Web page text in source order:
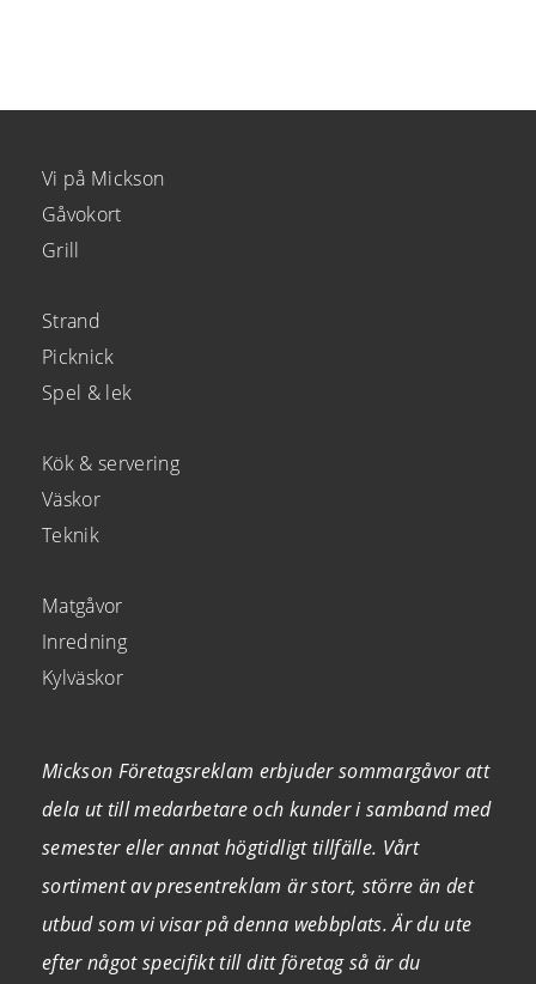
Vi på Mickson
Gåvokort
Grill
Strand
Picknick
Spel & lek
Kök & servering
Väskor
Teknik
Matgåvor
Inredning
Kylväskor
Mickson Företagsreklam erbjuder sommargåvor att
dela ut till medarbetare och kunder i samband med
semester eller annat högtidligt tillfälle. Vårt
sortiment av presentreklam är stort, större än det
utbud som vi visar på denna webbplats. Är du ute
efter något specifikt till ditt företag så är du